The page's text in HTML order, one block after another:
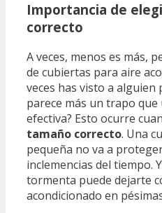
Importancia de
correcto
A veces, menos es más,
de cubiertas para aire
veces has visto a
parece más un trapo
efectiva? Esto ocurre
tamaño correcto. Una
pequeña no va a
inclemencias del tiempo.
tormenta puede dejarte
acondicionado en